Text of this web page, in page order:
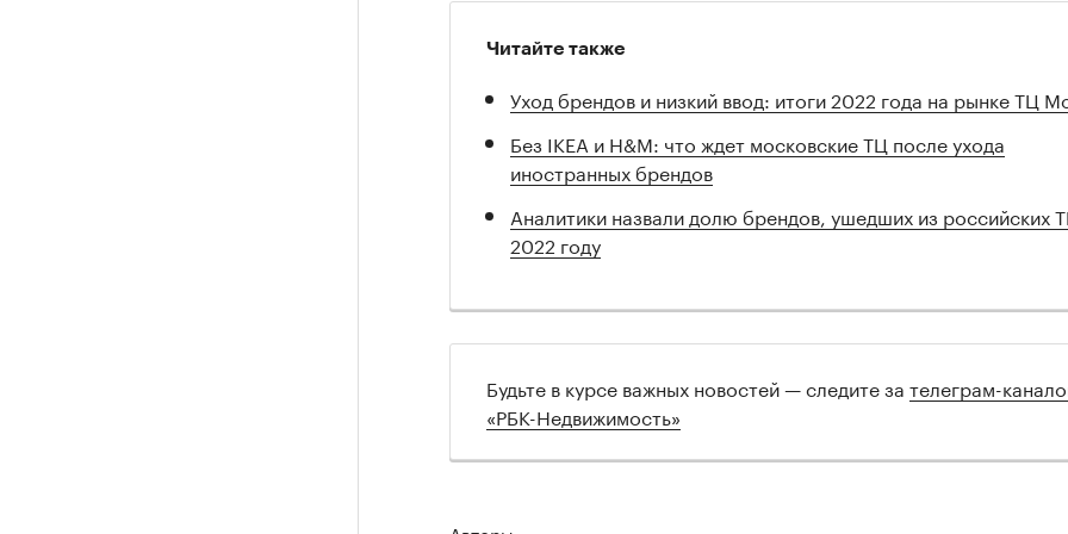
Читайте также
Уход брендов и низкий ввод: итоги 2022 года на рынке ТЦ
Без IKEA и H&M: что ждет московские ТЦ после ухода
иностранных брендов
Аналитики назвали долю брендов, ушедших из российских
2022 году
Будьте в курсе важных новостей — следите за телеграм-
«РБК-Недвижимость»